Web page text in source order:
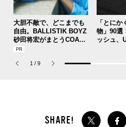
大胆不敵で、どこまでも
自由。BALLISTIK BOYZ
砂田将宏がまとうCOACH
の新作フレグランス「コ
パルファム」
「とに
物」90選
ッシュ、
1 / 9